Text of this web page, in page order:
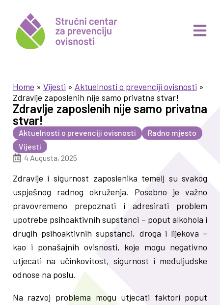
Home » Vijesti » Aktuelnosti o prevenciji ovisnosti »
Zdravlje zaposlenih nije samo privatna stvar!
Zdravlje zaposlenih nije samo privatna
stvar!
Aktuelnosti o prevenciji ovisnosti
Radno mjesto
Vijesti
4 Augusta, 2025
Zdravlje i sigurnost zaposlenika temelj su svakog
uspješnog radnog okruženja. Posebno je važno
pravovremeno prepoznati i adresirati problem
upotrebe psihoaktivnih supstanci – poput alkohola i
drugih psihoaktivnih supstanci, droga i lijekova –
kao i ponašajnih ovisnosti, koje mogu negativno
utjecati na učinkovitost, sigurnost i međuljudske
odnose na poslu.
Na razvoj problema mogu utjecati faktori poput